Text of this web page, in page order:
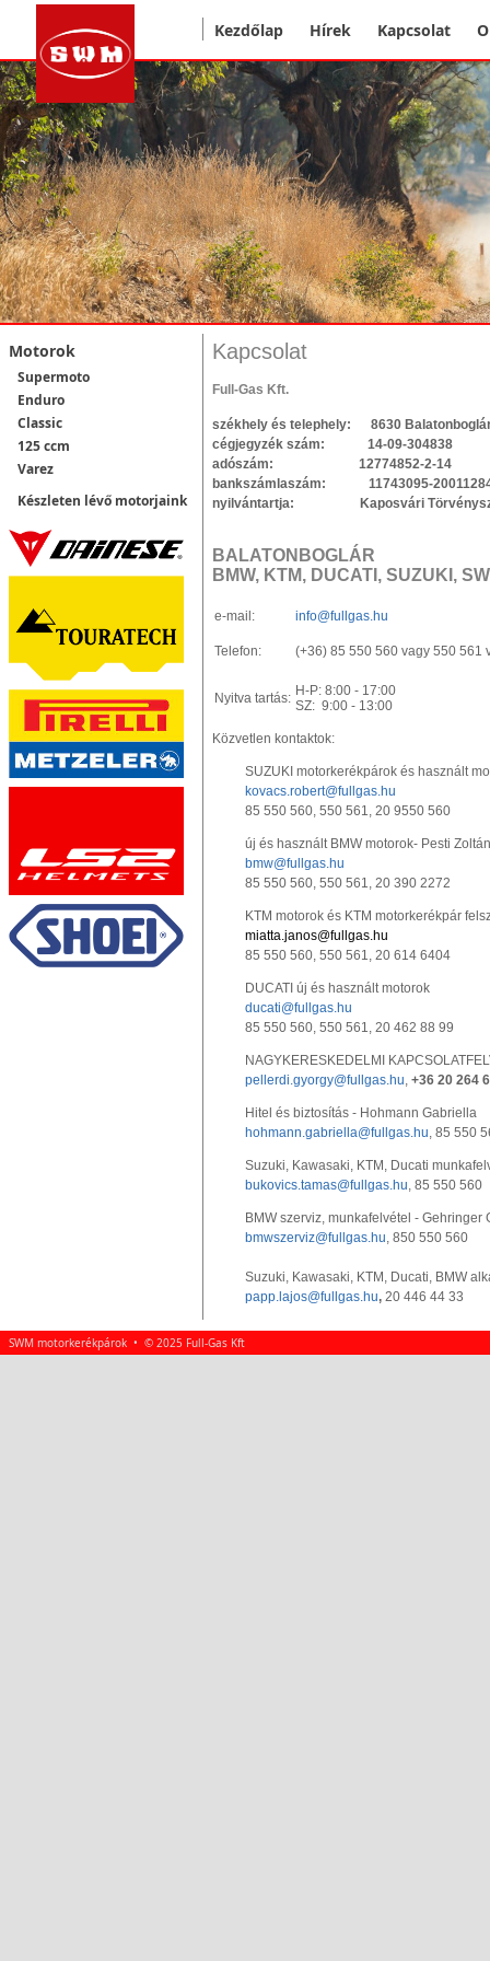
Kezdőlap Hírek Kapcsolat
Motorok
Supermoto
Enduro
Classic
125 ccm
Varez
Készleten lévő motorjaink
Kapcsolat
Full-Gas Kft.
székhely és telephely: 8630
cégjegyzék szám: 14-09-304838
adószám: 12774852-2-14
bankszámlaszám: 11743095-
nyilvántartja: Kaposvári
BALATONBOGLÁR
BMW, KTM, DUCATI, SUZUKI,
e-mail: info@fullgas.hu
Telefon: (+36) 85 550 560 vagy 550 561
Nyitva tartás: H-P: 8:00 - 17:00
SZ: 9:00 - 13:00
Közvetlen kontaktok:
SUZUKI motorkerékpárok és használt
kovacs.robert@fullgas.hu
85 550 560, 550 561, 20 9550 560
új és használt BMW motorok- Pesti Zoltán
bmw@fullgas.hu
85 550 560, 550 561, 20 390 2272
KTM motorok és KTM motorkerékpár
miatta.janos@fullgas.hu
85 550 560, 550 561, 20 614 6404
DUCATI új és használt motorok
ducati@fullgas.hu
85 550 560, 550 561, 20 462 88 99
NAGYKERESKEDELMI
pellerdi.gyorgy@fullgas.hu, +36 20 264
Hitel és biztosítás - Hohmann Gabriella
hohmann.gabriella@fullgas.hu, 85 550
Suzuki, Kawasaki, KTM, Ducati
bukovics.tamas@fullgas.hu, 85 550 560
BMW szerviz, munkafelvétel - Gehringer
bmwszerviz@fullgas.hu, 850 550 560
Suzuki, Kawasaki, KTM, Ducati, BMW
papp.lajos@fullgas.hu, 20 446 44 33
SWM motorkerékpárok • © 2025 Full-Gas Kft